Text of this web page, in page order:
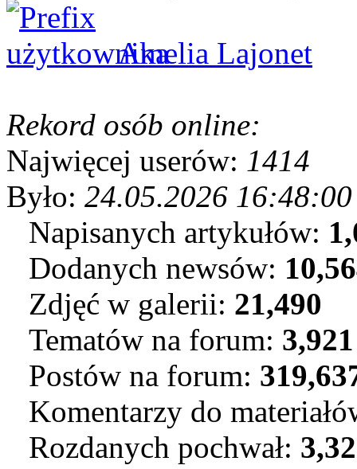
Amelia Lajonet
Rekord osób online:
Najwięcej userów: 1414
Było: 24.05.2026 16:48:00
Napisanych artykułów:
Dodanych newsów:
Zdjęć w galerii: 21,490
Tematów na forum: 3,921
Postów na forum:
Komentarzy do
Rozdanych pochwał: